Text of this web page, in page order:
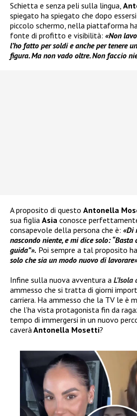
Schietta e senza peli sulla lingua,
spiegato ha spiegato che dopo
piccolo schermo, nella piattaforma
fonte di profitto e visibilità: «Non
l’ho fatto per soldi e anche per tenere
figura. Ma non vado oltre. Non faccio
A proposito di questo Antonella
sua figlia Asia conosce
consapevole della persona che è: «Di
nascondo niente, e mi dice solo:
guida”». Poi sempre a tal proposito
solo che sia un modo nuovo di
Infine sulla nuova avventura a
ammesso che si tratta di giorni
carriera. Ha ammesso che la TV le è
che l’ha vista protagonista fin da
tempo di immergersi in un nuovo
caveràAntonella Mosetti?